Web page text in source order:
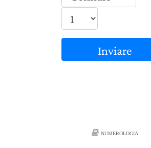
Inviare
NUMEROLOGIA